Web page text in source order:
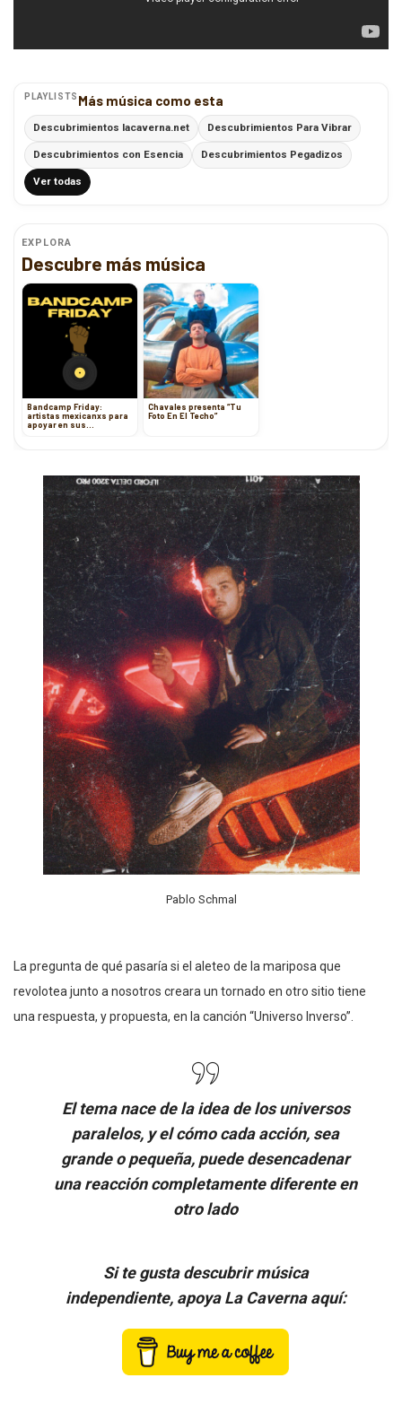
PLAYLISTS Más música como esta
Descubrimientos lacaverna.net Descubrimientos Para Vibrar
Descubrimientos con Esencia Descubrimientos Pegadizos
Ver todas
EXPLORA
Descubre más música
Bandcamp Friday:
artistas mexicanxs para
apoyar en sus
Chavales presenta “Tu
Foto En El Techo”
Pablo Schmal
La pregunta de qué pasaría si el aleteo de la mariposa que
revolotea junto a nosotros creara un tornado en otro sitio tiene
una respuesta, y propuesta, en la canción “Universo Inverso”.
El tema nace de la idea de los universos
paralelos, y el cómo cada acción, sea
grande o pequeña, puede desencadenar
una reacción completamente diferente en
otro lado
Si te gusta descubrir música
independiente, apoya La Caverna aquí: